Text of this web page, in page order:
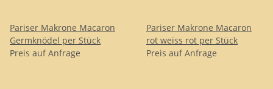
Pariser Makrone Macaron
Germknödel per Stück
Preis auf Anfrage
Pariser Makrone Macaron
rot weiss rot per Stück
Preis auf Anfrage